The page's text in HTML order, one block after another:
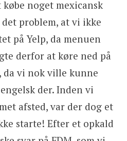
noget mexicansk
problem, at vi ikke
på Yelp, da menuen
derfor at køre ned på
da vi nok ville kunne
der. Inden vi
afsted, var der dog et
starte! Efter et opkald